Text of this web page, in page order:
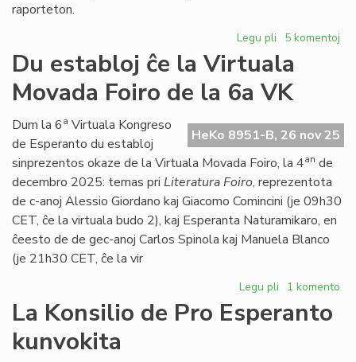
raporteton.
Legu pli pri
Propono
de
Foruma
rezolucio
pri
la
Oka
de
Marto
5 komentoj
Du establoj ĉe la Virtuala
Movada Foiro de la 6a VK
HeKo 8951-B, 26 nov 25
Dum la 6a Virtuala Kongreso
de Esperanto du establoj
sinprezentos okaze de la Virtuala Movada Foiro, la 4an de
decembro 2025: temas pri Literatura Foiro, reprezentota
de c-anoj Alessio Giordano kaj Giacomo Comincini (je 09h30
CET, ĉe la virtuala budo 2), kaj Esperanta Naturamikaro, en
ĉeesto de de gec-anoj Carlos Spinola kaj Manuela Blanco
(je 21h30 CET, ĉe la vir
Legu pli pri
establoj
1 komento
La Konsilio de Pro Esperanto
kunvokita